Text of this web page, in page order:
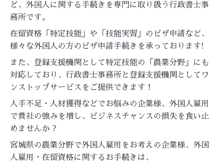
ど、外国人に関する手続きを専門に取り扱う行政書士事
務所です。
在留資格「特定技能」や「技能実習」のビザ申請など、
様々な外国人の方のビザ申請手続きを承っております!
また、登録支援機関として特定技能の「農業分野」にも
対応しており、行政書士事務所と登録支援機関としてワ
ンストップサービスをご提供できます！
人手不足・人材獲得などでお悩みの企業様、外国人雇用
で貴社の強みを増し、ビジネスチャンスの損失を食い止
めませんか？
宮城県の農業分野で外国人雇用をお考えの企業様、外国
人雇用・在留資格に関するお手続きは、